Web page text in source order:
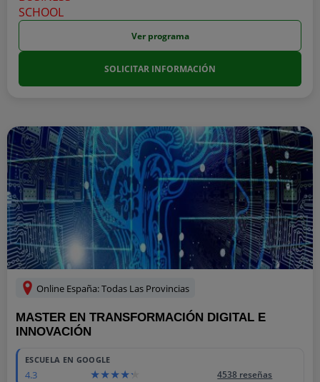
Ver programa
SOLICITAR INFORMACIÓN
Online España: Todas Las Provincias
MASTER EN TRANSFORMACIÓN DIGITAL E
INNOVACIÓN
ESCUELA EN GOOGLE
4.3 4538 reseñas